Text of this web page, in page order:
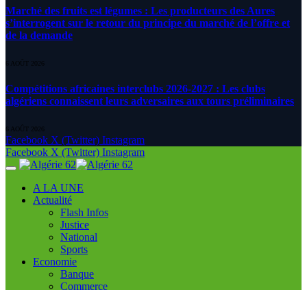
Marché des fruits est légumes : Les producteurs des Aures
s’interrogent sur le retour du principe du marché de l’offre et
de la demande
6 AOÛT 2026
Compétitions africaines interclubs 2026-2027 : Les clubs
algériens connaissent leurs adversaires aux tours préliminaires
6 AOÛT 2026
Facebook X (Twitter) Instagram
Facebook X (Twitter) Instagram
A LA UNE
Actualité
Flash Infos
Justice
National
Sports
Economie
Banque
Commerce